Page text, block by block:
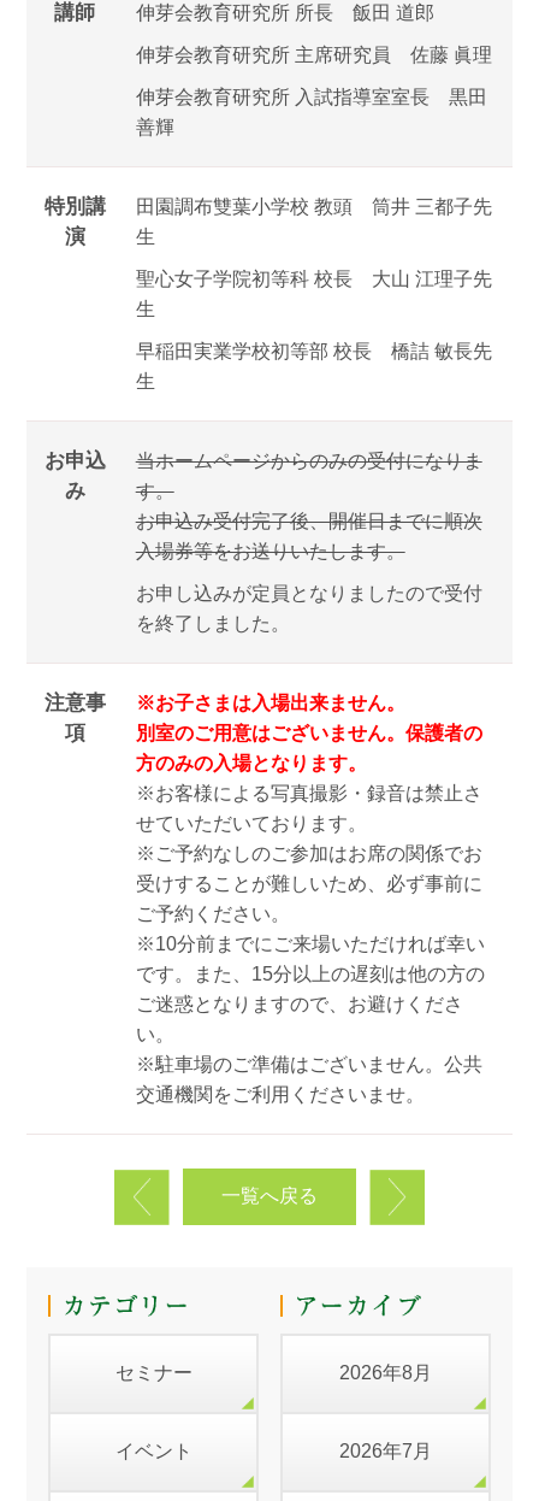
講師 伸芽会教育研究所 所長 飯田 道郎
伸芽会教育研究所 主席研究員 佐藤 眞理
伸芽会教育研究所 入試指導室室長 黒田
善輝
特別講
演
田園調布雙葉小学校 教頭 筒井 三都子先
生
聖心女子学院初等科 校長 大山 江理子先
生
早稲田実業学校初等部 校長 橋詰 敏長先
生
お申込
み
当ホームページからのみの受付になりま
す。
お申込み受付完了後、開催日までに順次
入場券等をお送りいたします。
お申し込みが定員となりましたので受付
を終了しました。
注意事
項
※お子さまは入場出来ません。
別室のご用意はございません。保護者の
方のみの入場となります。
※お客様による写真撮影・録音は禁止さ
せていただいております。
※ご予約なしのご参加はお席の関係でお
受けすることが難しいため、必ず事前に
ご予約ください。
※10分前までにご来場いただければ幸い
です。また、15分以上の遅刻は他の方の
ご迷惑となりますので、お避けくださ
い。
※駐車場のご準備はございません。公共
交通機関をご利用くださいませ。
一覧へ戻る
セミナー
イベント
2026年8月
2026年7月